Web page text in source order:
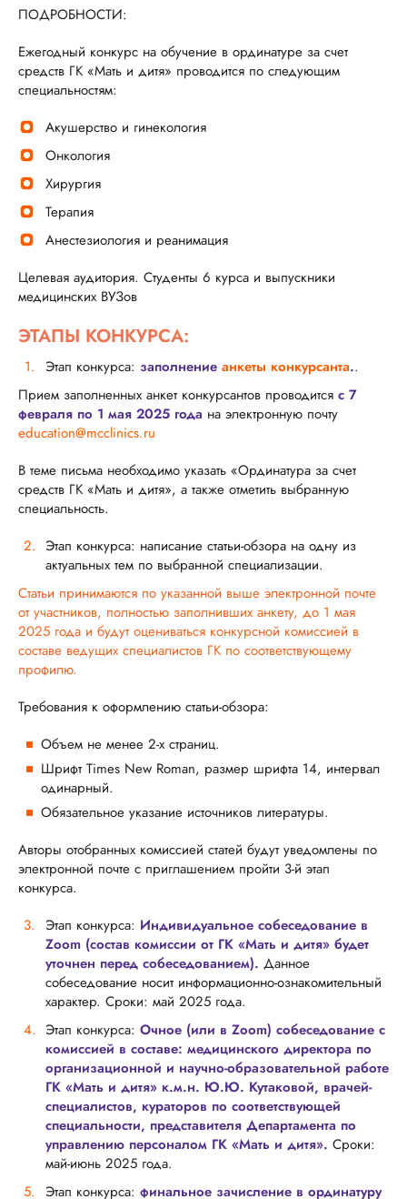
ПОДРОБНОСТИ:
Ежегодный конкурс на обучение в ординатуре за счет
средств ГК «Мать и дитя» проводится по следующим
специальностям:
Акушерство и гинекология
Онкология
Хирургия
Терапия
Анестезиология и реанимация
Целевая аудитория. Студенты 6 курса и выпускники
медицинских ВУЗов
ЭТАПЫ КОНКУРСА:
Этап конкурса: заполнение анкеты конкурсанта..
Прием заполненных анкет конкурсантов проводится с 7
февраля по 1 мая 2025 года на электронную почту
education@mcclinics.ru
В теме письма необходимо указать «Ординатура за счет
средств ГК «Мать и дитя», а также отметить выбранную
специальность.
Этап конкурса: написание статьи-обзора на одну из
актуальных тем по выбранной специализации.
Статьи принимаются по указанной выше электронной почте
от участников, полностью заполнивших анкету, до 1 мая
2025 года и будут оцениваться конкурсной комиссией в
составе ведущих специалистов ГК по соответствующему
профилю.
Требования к оформлению статьи-обзора:
Объем не менее 2-х страниц.
Шрифт Times New Roman, размер шрифта 14, интервал
одинарный.
Обязательное указание источников литературы.
Авторы отобранных комиссией статей будут уведомлены по
электронной почте с приглашением пройти 3-й этап
конкурса.
Этап конкурса: Индивидуальное собеседование в
Zoom (состав комиссии от ГК «Мать и дитя» будет
уточнен перед собеседованием). Данное
собеседование носит информационно-ознакомительный
характер. Сроки: май 2025 года.
Этап конкурса: Очное (или в Zoom) собеседование с
комиссией в составе: медицинского директора по
организационной и научно-образовательной работе
ГК «Мать и дитя» к.м.н. Ю.Ю. Кутаковой, врачей-
специалистов, кураторов по соответствующей
специальности, представителя Департамента по
управлению персоналом ГК «Мать и дитя». Сроки:
май-июнь 2025 года.
Этап конкурса: финальное зачисление в ординатуру